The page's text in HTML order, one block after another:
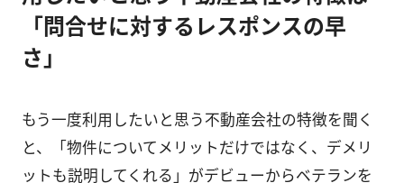
「問合せに対するレスポンスの早
さ」
もう一度利用したいと思う不動産会社の特徴を聞く
と、「物件についてメリットだけではなく、デメリ
ットも説明してくれる」がデビューからベテランを